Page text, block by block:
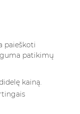
paieškoti
patikimų
kainą.